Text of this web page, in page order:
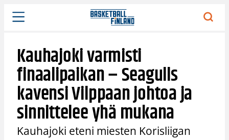
Siirry
sisältöön
Kauhajoki varmisti
finaalipaikan – Seagulls
kavensi Vilppaan johtoa ja
sinnittelee yhä mukana
Kauhajoki eteni miesten Korisliigan